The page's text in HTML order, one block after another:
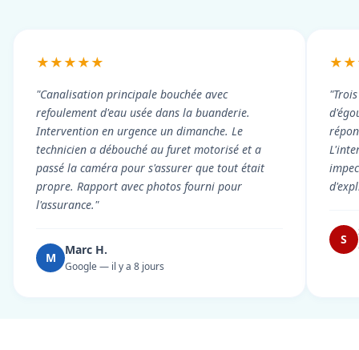
★★★★★
"Canalisation principale bouchée avec
refoulement d'eau usée dans la buanderie.
Intervention en urgence un dimanche. Le
technicien a débouché au furet motorisé et a
passé la caméra pour s'assurer que tout était
propre. Rapport avec photos fourni pour
l'assurance."
M
Marc H.
Google — il y a 8 jours
S